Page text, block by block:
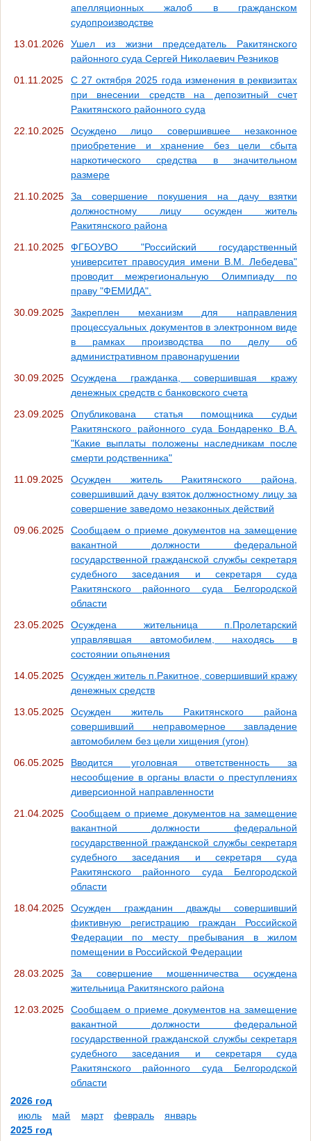
апелляционных жалоб в гражданском
судопроизводстве
13.01.2026
Ушел из жизни председатель Ракитянского
районного суда Сергей Николаевич Резников
01.11.2025
С 27 октября 2025 года изменения в реквизитах
при внесении средств на депозитный счет
Ракитянского районного суда
22.10.2025
Осуждено лицо совершившее незаконное
приобретение и хранение без цели сбыта
наркотического средства в значительном
размере
21.10.2025
За совершение покушения на дачу взятки
должностному лицу осужден житель
Ракитянского района
21.10.2025
ФГБОУВО "Российский государственный
университет правосудия имени В.М. Лебедева"
проводит межрегиональную Олимпиаду по
праву "ФЕМИДА".
30.09.2025
Закреплен механизм для направления
процессуальных документов в электронном виде
в рамках производства по делу об
административном правонарушении
30.09.2025
Осуждена гражданка, совершившая кражу
денежных средств с банковского счета
23.09.2025
Опубликована статья помощника судьи
Ракитянского районного суда Бондаренко В.А.
"Какие выплаты положены наследникам после
смерти родственника"
11.09.2025
Осужден житель Ракитянского района,
совершивший дачу взяток должностному лицу за
совершение заведомо незаконных действий
09.06.2025
Сообщаем о приеме документов на замещение
вакантной должности федеральной
государственной гражданской службы секретаря
судебного заседания и секретаря суда
Ракитянского районного суда Белгородской
области
23.05.2025
Осуждена жительница п.Пролетарский
управлявшая автомобилем, находясь в
состоянии опьянения
14.05.2025
Осужден житель п.Ракитное, совершивший кражу
денежных средств
13.05.2025
Осужден житель Ракитянского района
совершивший неправомерное завладение
автомобилем без цели хищения (угон)
06.05.2025
Вводится уголовная ответственность за
несообщение в органы власти о преступлениях
диверсионной направленности
21.04.2025
Сообщаем о приеме документов на замещение
вакантной должности федеральной
государственной гражданской службы секретаря
судебного заседания и секретаря суда
Ракитянского районного суда Белгородской
области
18.04.2025
Осужден гражданин дважды совершивший
фиктивную регистрацию граждан Российской
Федерации по месту пребывания в жилом
помещении в Российской Федерации
28.03.2025
За совершение мошенничества осуждена
жительница Ракитянского района
12.03.2025
Сообщаем о приеме документов на замещение
вакантной должности федеральной
государственной гражданской службы секретаря
судебного заседания и секретаря суда
Ракитянского районного суда Белгородской
области
2026 год
июль
май март февраль
январь
2025 год